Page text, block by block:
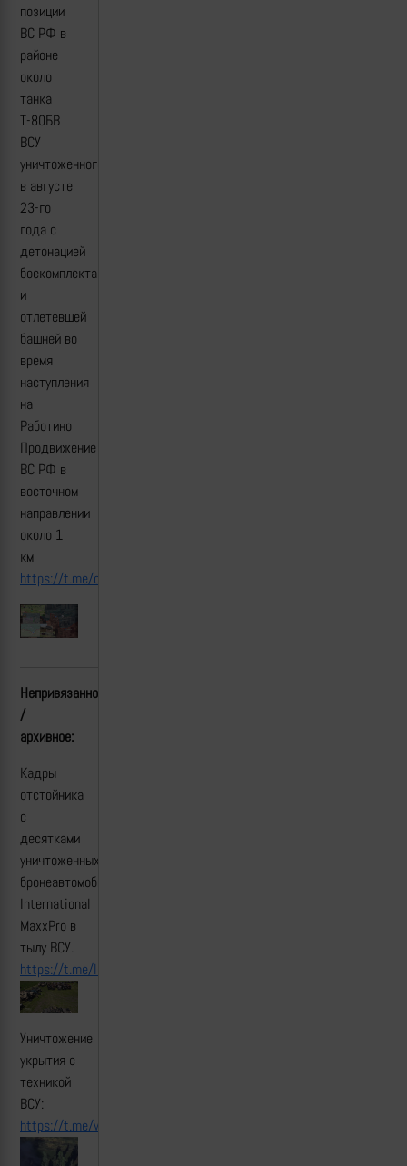
позиции
ВС РФ в
районе
около
танка
Т-80БВ
ВСУ
уничтоженного
в августе
23-го
года с
детонацией
боекомплекта
и
отлетевшей
башней во
время
наступления
на
Работино
Продвижение
ВС РФ в
восточном
направлении
около 1
км
https://t.me/creamy_caprice/5716
Непривязанное
/
архивное:
Кадры
отстойника
с
десятками
уничтоженных
бронеавтомобилей
International
MaxxPro в
тылу ВСУ.
https://t.me/lost_armour/2949
Уничтожение
укрытия с
техникой
ВСУ:
https://t.me/warhistoryalconafter/167145